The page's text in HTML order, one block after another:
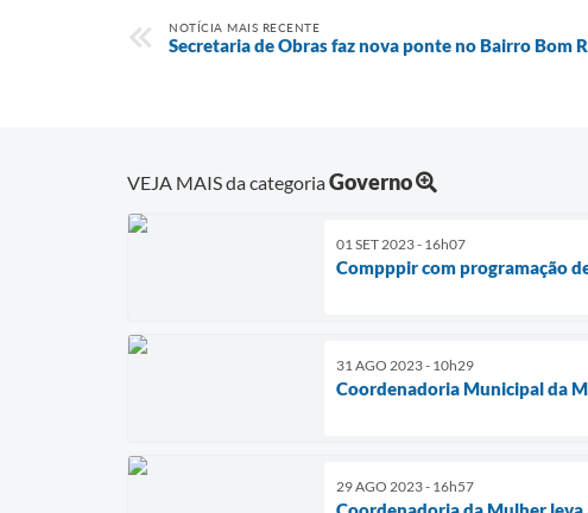
NOTÍCIA MAIS RECENTE
Secretaria de Obras faz nova ponte no Bairro Bom
VEJA MAIS da categoriaGoverno
01 SET 2023 - 16h07
Compppir com programação
31 AGO 2023 - 10h29
Coordenadoria Municipal da
29 AGO 2023 - 16h57